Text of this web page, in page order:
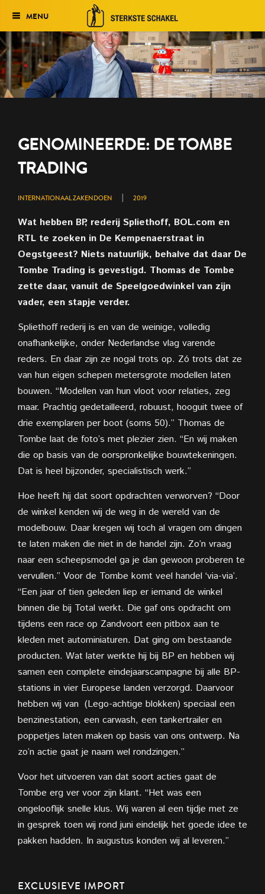
Verkiezing
Het traject
Uitslag 2026
MENU
GENOMINEERDE: DE TOMBE
TRADING
INTERNATIONAAL ZAKENDOEN | 2019
Wat hebben BP, rederij Spliethoff, BOL.com en
RTL te zoeken in De Kempenaerstraat in
Oegstgeest? Niets natuurlijk, behalve dat daar De
Tombe Trading is gevestigd. Thomas de Tombe
zette daar, vanuit de Speelgoedwinkel van zijn
vader, een stapje verder.
Spliethoff rederij is en van de weinige, volledig
onafhankelijke, onder Nederlandse vlag varende
reders. En daar zijn ze nogal trots op. Zó trots dat ze
van hun eigen schepen metersgrote modellen laten
bouwen. “Modellen van hun vloot voor relaties, zeg
maar. Prachtig gedetailleerd, robuust, hooguit twee of
drie exemplaren per boot (soms 50).” Thomas de
Tombe laat de foto’s met plezier zien. “En wij maken
die op basis van de oorspronkelijke bouwtekeningen.
Dat is heel bijzonder, specialistisch werk.”
Hoe heeft hij dat soort opdrachten verworven? “Door
de winkel kenden wij de weg in de wereld van de
modelbouw. Daar kregen wij toch al vragen om dingen
te laten maken die niet in de handel zijn. Zo’n vraag
naar een scheepsmodel ga je dan gewoon proberen te
vervullen.” Voor de Tombe komt veel handel ‘via-via’.
“Een jaar of tien geleden liep er iemand de winkel
binnen die bij Total werkt. Die gaf ons opdracht om
tijdens een race op Zandvoort een pitbox aan te
kleden met autominiaturen. Dat ging om bestaande
producten. Wat later werkte hij bij BP en hebben wij
samen een complete eindejaarscampagne bij alle BP-
stations in vier Europese landen verzorgd. Daarvoor
hebben wij van (Lego-achtige blokken) speciaal een
benzinestation, een carwash, een tankertrailer en
poppetjes laten maken op basis van ons ontwerp. Na
zo’n actie gaat je naam wel rondzingen.”
Voor het uitvoeren van dat soort acties gaat de
Tombe erg ver voor zijn klant. “Het was een
ongelooflijk snelle klus. Wij waren al een tijdje met ze
in gesprek toen wij rond juni eindelijk het goede idee te
pakken hadden. In augustus konden wij al leveren.”
EXCLUSIEVE IMPORT